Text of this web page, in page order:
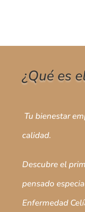
¿Qué es
Tu bienestar
calidad.
Descubre el
pensado
Enfermedad